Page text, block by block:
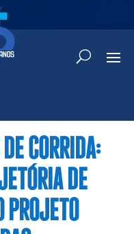
CORRIDA:
DE